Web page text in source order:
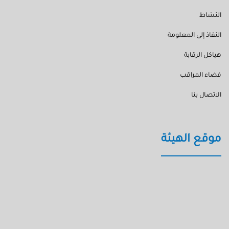
النشاط
النفاذ إلى المعلومة
هياكل الرقابة
فضاء المراقب
الاتصال بنا
موقع الهيئة